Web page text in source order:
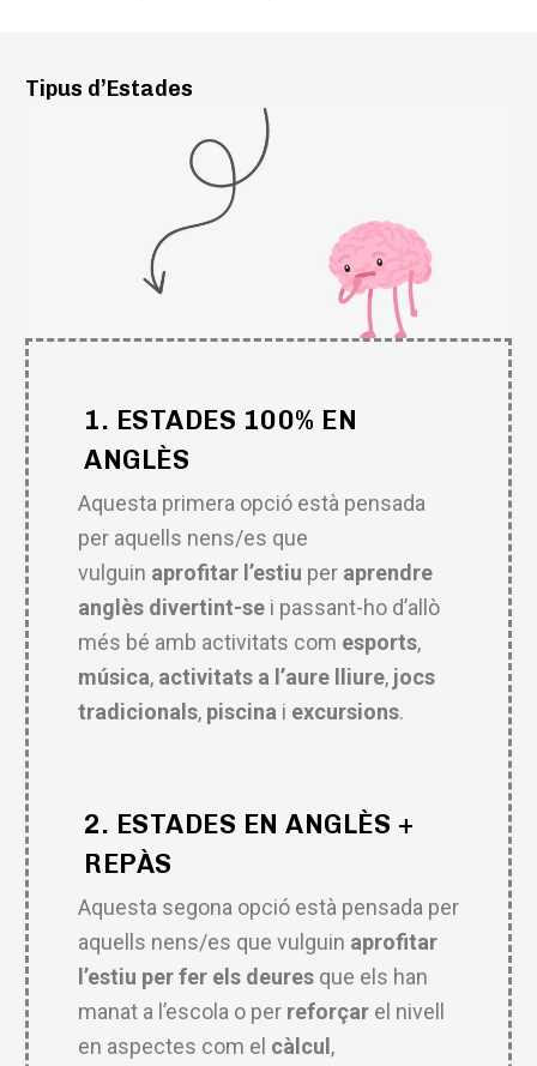
Tipus d’Estades
1. ESTADES 100% EN
ANGLÈS
Aquesta primera opció està pensada
per aquells nens/es que
vulguin aprofitar l’estiu per aprendre
anglès divertint-se i passant-ho d’allò
més bé amb activitats com esports,
música, activitats a l’aure lliure, jocs
tradicionals, piscina i excursions.
2. ESTADES EN ANGLÈS +
REPÀS
Aquesta segona opció està pensada per
aquells nens/es que vulguin aprofitar
l’estiu per fer els deures que els han
manat a l’escola o per reforçar el nivell
en aspectes com el càlcul ,